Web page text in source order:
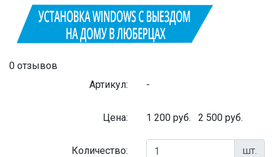
0 отзывов
Артикул:
-
Цена: 1 200 руб. 2 500 руб.
Количество: шт.